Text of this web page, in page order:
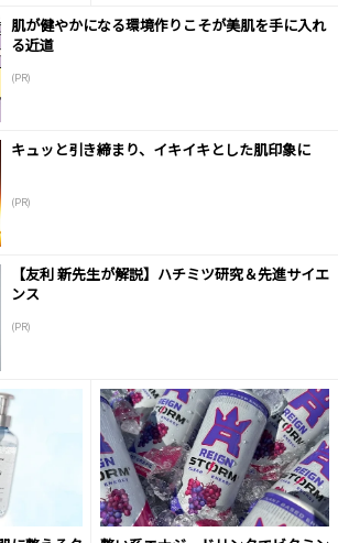
肌が健やかになる環境作りこそが美肌を手に入れ
る近道
(PR)
キュッと引き締まり、イキイキとした肌印象に
(PR)
【友利 新先生が解説】ハチミツ研究＆先進サイエ
ンス
(PR)